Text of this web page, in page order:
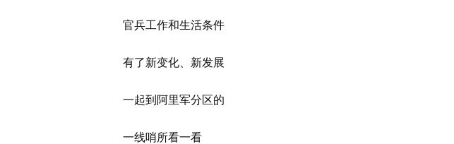
官兵工作和生活条件
有了新变化、新发展
一起到阿里军分区的
一线哨所看一看